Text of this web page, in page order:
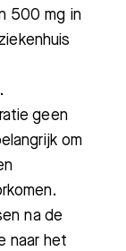
500 mg in
geen
om
na de
naar het